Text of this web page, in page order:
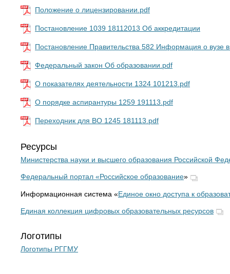
Положение о лицензировании.pdf
Постановление 1039 18112013 Об аккредитации
Постановление Правительства 582 Информация о вузе
Федеральный закон Об образовании.pdf
О показателях деятельности 1324 101213.pdf
О порядке аспирантуры 1259 191113.pdf
Переходник для ВО 1245 181113.pdf
Ресурсы
Министерства науки и высшего образования Российской
Федеральный портал «Российское образование»
Информационная система «Единое окно доступа к
Единая коллекция цифровых образовательных ресурсов
Логотипы
Логотипы РГГМУ